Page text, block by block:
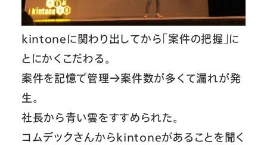
kintoneに関わり出してから「案件の把握」に
とにかくこだわる。
案件を記憶で管理→案件数が多くて漏れが発
生。
社長から青い雲をすすめられた。
コムデックさんからkintoneがあることを聞く